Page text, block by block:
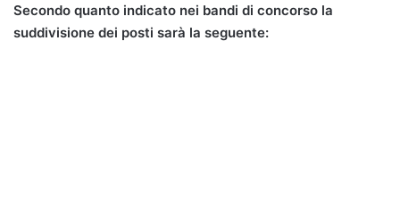
Secondo quanto indicato nei bandi di concorso la
suddivisione dei posti sarà la seguente: